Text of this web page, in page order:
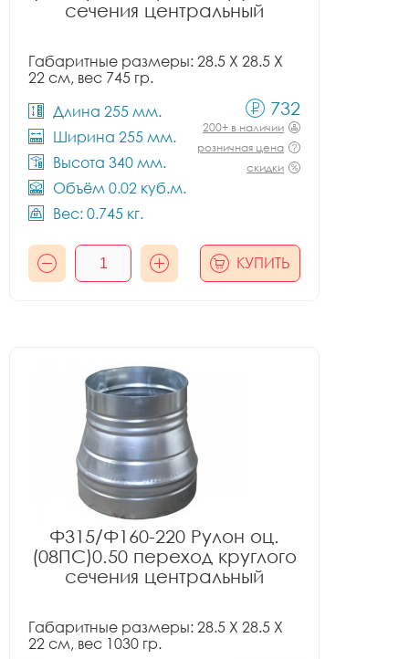
сечения центральный
Габаритные размеры: 28.5 X 28.5 X
22 см, вес 745 гр.
Длина 255 мм.
Ширина 255 мм.
Высота 340 мм.
Объём 0.02 куб.м.
Вес: 0.745 кг.
732
200+ в наличии
розничная цена
скидки
КУПИТЬ
Ф315/Ф160-220 Рулон оц.
(08ПС)0.50 переход круглого
сечения центральный
Габаритные размеры: 28.5 X 28.5 X
22 см, вес 1030 гр.